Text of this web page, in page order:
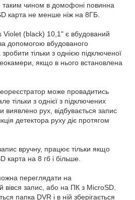
таким чином в домофоні повинна
карта не менше ніж на 8ГБ.
(black) 10,1" є вбудований
допомогою вбудованого
тільки з однією підключеної
якщо в нього встановлена
може провадитись
тільки з однієї з підключених
виявлено рух, відбувається запис
детектора руху діє протягом
вручну, працює тільки якщо
карта на 8 гб і більше.
переглядати на
запис, або на ПК з MicroSD.
папка DVR і в ній зберігається